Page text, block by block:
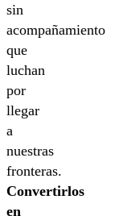
sin
acompañamiento
que
luchan
por
llegar
a
nuestras
fronteras.
Convertirlos
en